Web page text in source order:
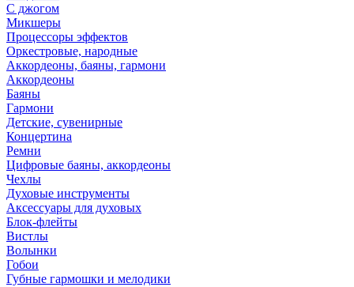
С джогом
Микшеры
Процессоры эффектов
Оркестровые, народные
Аккордеоны, баяны, гармони
Аккордеоны
Баяны
Гармони
Детские, сувенирные
Концертина
Ремни
Цифровые баяны, аккордеоны
Чехлы
Духовые инструменты
Аксессуары для духовых
Блок-флейты
Вистлы
Волынки
Гобои
Губные гармошки и мелодики